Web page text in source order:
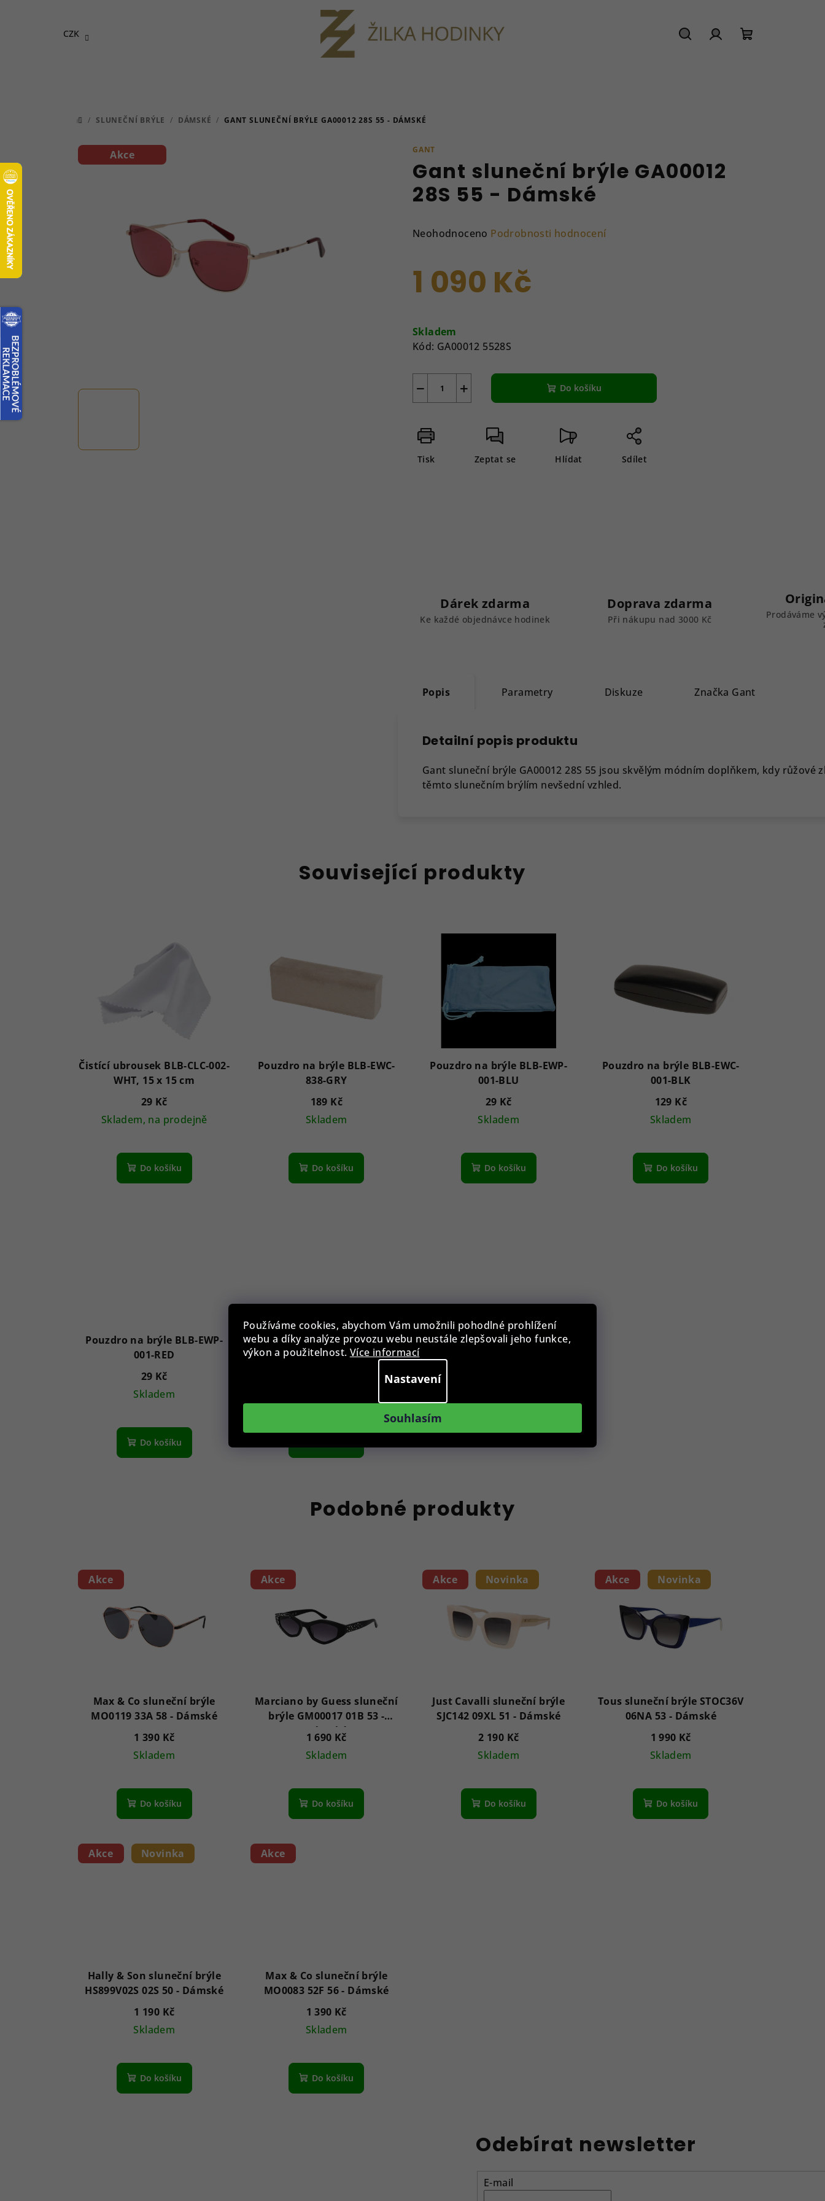
Používáme cookies, abychom Vám umožnili pohodlné prohlížení
webu a díky analýze provozu webu neustále zlepšovali jeho funkce,
výkon a použitelnost. Více informací
Nastavení
Souhlasím
CZK
DOMŮ
/ SLUNEČNÍ BRÝLE / DÁMSKÉ / GANT SLUNEČNÍ BRÝLE GA00012 28S 55 - DÁMSKÉ
GANT
Gant sluneční brýle GA00012
28S 55 - Dámské
Průměrné
je
0,0
hvězdiček.
Neohodnoceno Podrobnosti hodnocení
1 090 Kč
cena:
Skladem
Kód: GA00012 5528S
+
− Do košíku
Tisk Zeptat se Hlídat Sdílet
Akce
Dárek zdarma
Ke každé objednávce hodinek
Doprava zdarma
Při nákupu nad 3000 Kč
Prodáváme
Popis Parametry Diskuze Značka Gant
Detailní popis produktu
Gant sluneční brýle GA00012 28S 55 jsou skvělým módním doplňkem, kdy růžové
těmto slunečním brýlím nevšední vzhled.
Související produkty
Čistící ubrousek BLB-CLC-002-
WHT, 15 x 15 cm
29 Kč
Skladem, na prodejně
Do košíku
Pouzdro na brýle BLB-EWC-
838-GRY
189 Kč
Skladem
Do košíku
Pouzdro na brýle BLB-EWP-
001-BLU
29 Kč
Skladem
Do košíku
Pouzdro na brýle BLB-EWC-
001-BLK
129 Kč
Skladem
Do košíku
Pouzdro na brýle BLB-EWP-
001-RED
29 Kč
Skladem
Do košíku
Pouzdro na brýle BLB-EWP-
001-BLK
Podobné produkty
Akce
Max & Co sluneční brýle
MO0119 33A 58 - Dámské
1 390 Kč
Skladem
Do košíku
Akce
Marciano by Guess sluneční
brýle GM00017 01B 53 -
Dámské
1 690 Kč
Skladem
Do košíku
Akce Novinka
Just Cavalli sluneční brýle
SJC142 09XL 51 - Dámské
2 190 Kč
Skladem
Do košíku
Akce Novinka
Tous sluneční brýle STOC36V
06NA 53 - Dámské
1 990 Kč
Skladem
Do košíku
Akce Novinka
Hally & Son sluneční brýle
HS899V02S 02S 50 - Dámské
1 190 Kč
Skladem
Do košíku
Akce
Max & Co sluneční brýle
MO0083 52F 56 - Dámské
1 390 Kč
Skladem
Do košíku
Odebírat newsletter
E-mail